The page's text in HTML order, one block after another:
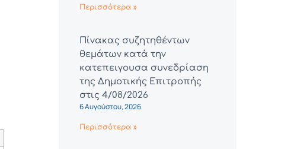
Περισσότερα »
Πίνακας συζητηθέντων
θεμάτων κατά την
κατεπειγουσα συνεδρίαση
της Δημοτικής Επιτροπής
στις 4/08/2026
6 Αυγούστου, 2026
Περισσότερα »